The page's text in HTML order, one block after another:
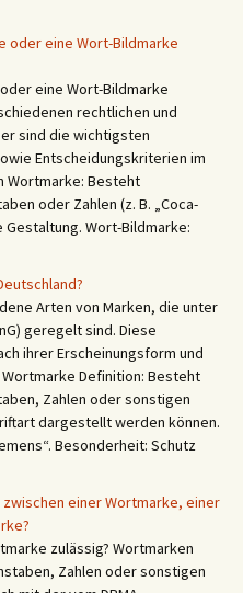
oder eine Wort-Bildmarke
eine Wort-Bildmarke
rechtlichen und
sind die wichtigsten
Entscheidungskriterien im
Wortmarke: Besteht
oder Zahlen (z. B. „Coca-
Gestaltung. Wort-Bildmarke:
Arten von Marken, die unter
geregelt sind. Diese
ihrer Erscheinungsform und
Definition: Besteht
Zahlen oder sonstigen
dargestellt werden können.
Besonderheit: Schutz
einer Wortmarke, einer
zulässig? Wortmarken
Zahlen oder sonstigen